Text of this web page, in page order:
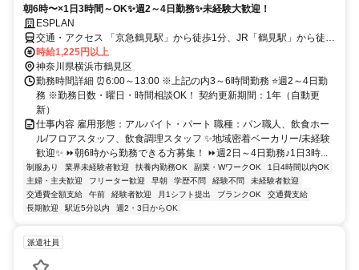
朝6時〜×1日3時間～OK✨週2～4日勤務✨未経験大歓迎！
ESPLAN
交通・アクセス 「京急鶴見駅」から徒歩1分、JR「鶴見駅」から徒歩
4分
時給1,225円以上
神奈川県横浜市鶴見区
勤務時間詳細 ⏰6:00～13:00 ※上記の内3～6時間勤務 ⭐週2～4日勤
務 ※勤務日数・曜日・時間相談OK！ 契約更新期間：1年（自動更
新）
仕事内容 雇用形態：アルバイト・パート 職種：パン職人、飲食ホー
ル/フロアスタッフ、飲食調理スタッフ ✨地域密着ベーカリー/未経験
歓迎✨ ⏩朝6時から勤務できる方募集！ ⏩週2日～4日勤務♪1日3時...
制服あり 業界未経験者歓迎 扶養内勤務OK 副業・WワークOK
1日4時間以内OK
主婦・主夫歓迎
フリーター歓迎 早朝 学歴不問 経験不問
未経験者歓迎
交通費全額支給
午前 経験者歓迎 月1シフト提出 ブランクOK
交通費支給
長期歓迎
駅近5分以内 週2・3日からOK
派遣社員